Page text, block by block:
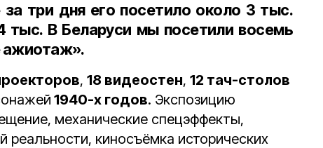
три дня его посетило около 3 тыс.
тыс. В Беларуси мы посетили восемь
ажиотаж».
, 18 видеостен, 12 тач-столов
1940-х годов. Экспозицию
механические спецэффекты,
реальности, киносъёмка исторических